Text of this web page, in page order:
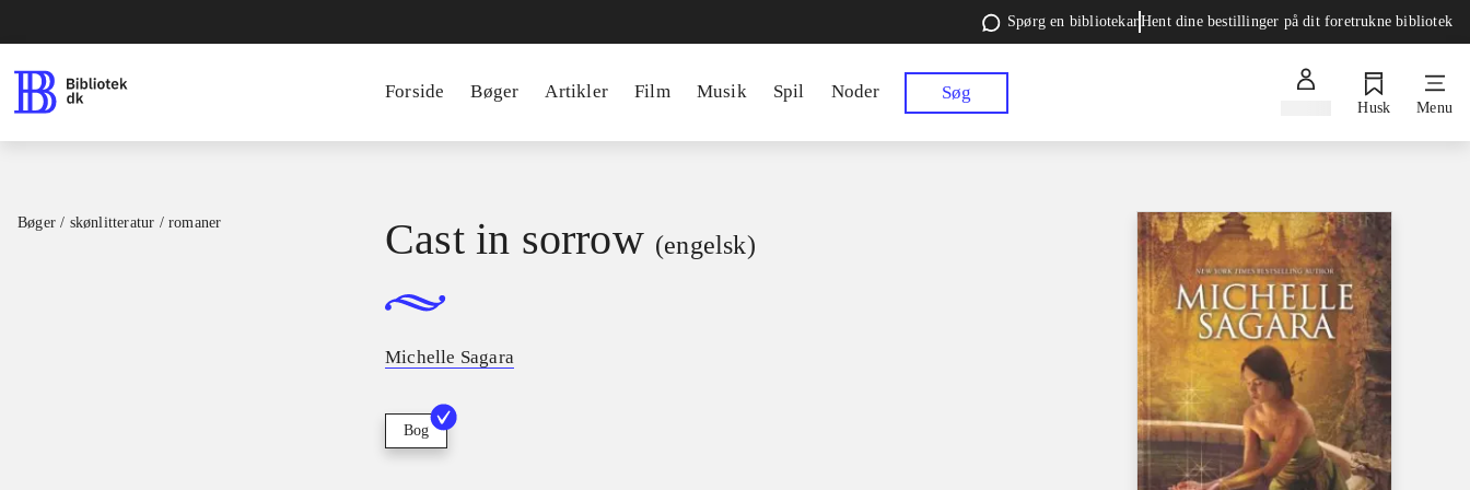
Spørg en bibliotekarHent dine bestillinger på dit foretrukne bibliotek
Forside Bøger Artikler Film Musik Spil Noder Søg
Husk Menu
Bøger / skønlitteratur / romaner Cast in sorrow (engelsk)
Michelle Sagara
Bog